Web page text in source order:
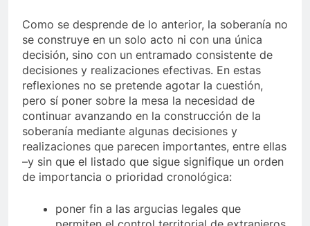
Como se desprende de lo anterior, la soberanía no
se construye en un solo acto ni con una única
decisión, sino con un entramado consistente de
decisiones y realizaciones efectivas. En estas
reflexiones no se pretende agotar la cuestión,
pero sí poner sobre la mesa la necesidad de
continuar avanzando en la construcción de la
soberanía mediante algunas decisiones y
realizaciones que parecen importantes, entre ellas
–y sin que el listado que sigue signifique un orden
de importancia o prioridad cronológica:
poner fin a las argucias legales que